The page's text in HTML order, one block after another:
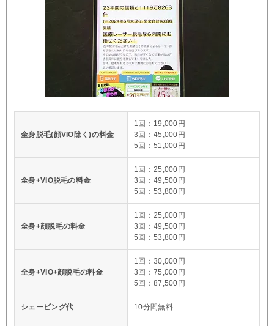
全身脱毛(顔VIO除く)の料金
1回：19,000円
3回：45,000円
5回：51,000円
全身+VIO脱毛の料金
1回：25,000円
3回：49,500円
5回：53,800円
全身+顔脱毛の料金
1回：25,000円
3回：49,500円
5回：53,800円
全身+VIO+顔脱毛の料金
1回：30,000円
3回：75,000円
5回：87,500円
シェービング代 10分間無料